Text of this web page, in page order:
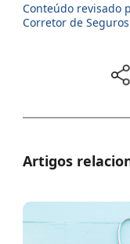
Conteúdo revisado
Corretor de Seguros
Artigos